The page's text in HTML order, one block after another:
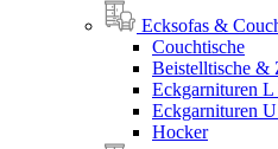
Ecksofas &
Couchtische
Beistelltische &
Eckgarnituren L
Eckgarnituren
Hocker